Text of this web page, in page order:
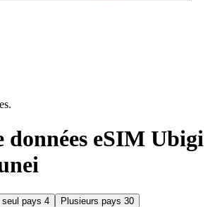
données eSIM Ubigi
seul pays 4 Plusieurs pays 30